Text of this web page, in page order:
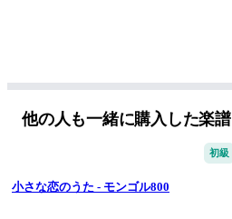
他の人も一緒に購入した楽譜
初級
小さな恋のうた - モンゴル800